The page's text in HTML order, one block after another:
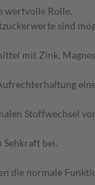
wertvolle Rolle.
sind
mit Zink,
Stoffwechsel
bei.
die normale